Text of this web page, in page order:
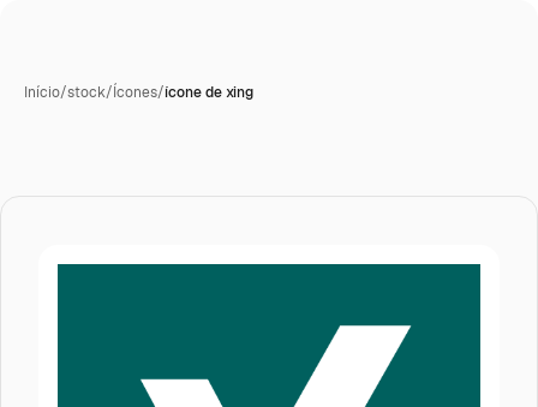
Início/stock/Ícones/ícone de xing